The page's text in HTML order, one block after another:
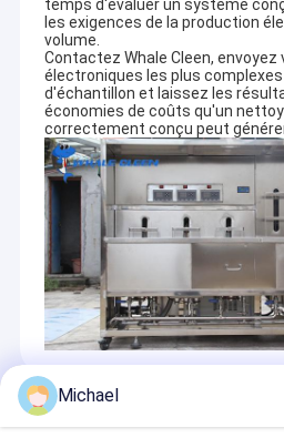
temps d'évaluer un système
les exigences de la production
volume.
Contactez Whale Cleen,
électroniques les plus
d'échantillon et laissez les
économies de coûts qu'un
correctement conçu peut
Recommended Products
Michael